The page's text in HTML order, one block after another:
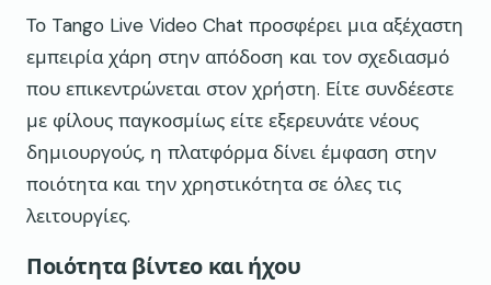
Το Tango Live Video Chat προσφέρει μια αξέχαστη
εμπειρία χάρη στην απόδοση και τον σχεδιασμό
που επικεντρώνεται στον χρήστη. Είτε συνδέεστε
με φίλους παγκοσμίως είτε εξερευνάτε νέους
δημιουργούς, η πλατφόρμα δίνει έμφαση στην
ποιότητα και την χρηστικότητα σε όλες τις
λειτουργίες.
Ποιότητα βίντεο και ήχου